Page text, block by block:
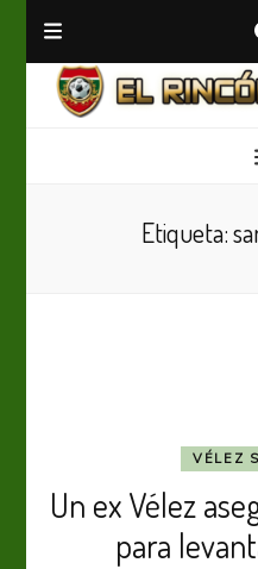
Etiqueta:
VÉLEZ
Un ex Vélez
para